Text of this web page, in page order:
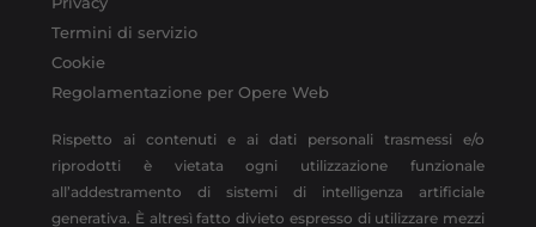
Termini di servizio
Cookie
Regolamentazione per Opere Web
Rispetto ai contenuti e ai dati personali trasmessi e/o
riprodotti è vietata ogni utilizzazione funzionale
all’addestramento di sistemi di intelligenza artificiale
generativa. È altresì fatto divieto espresso di utilizzare mezzi